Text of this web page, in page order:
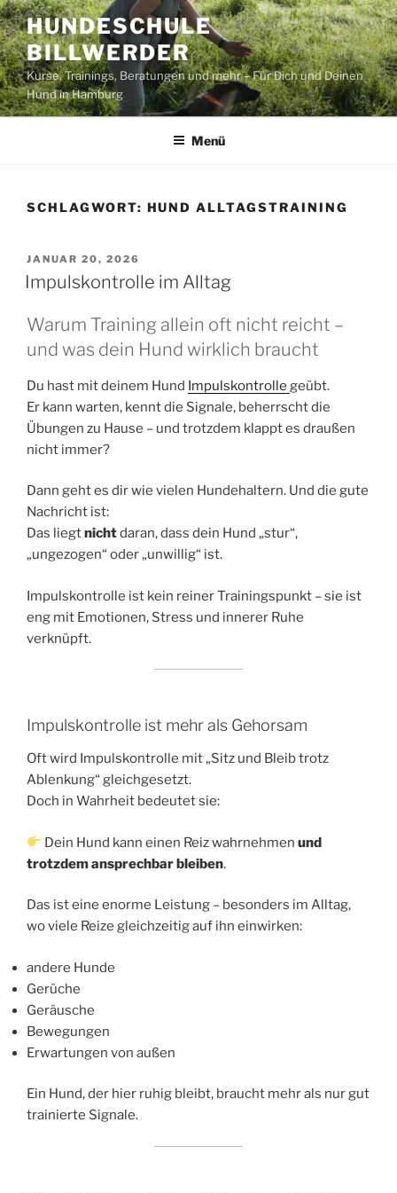
Zum
Inhalt
springen
HUNDESCHULE
BILLWERDER
Kurse, Trainings, Beratungen und mehr – Für Dich und Deinen
Hund in Hamburg
Menü
SCHLAGWORT: HUND ALLTAGSTRAINING
VERÖFFENTLICHT
AM
JANUAR 20, 2026
Impulskontrolle im Alltag
Warum Training allein oft nicht reicht –
und was dein Hund wirklich braucht
Du hast mit deinem Hund Impulskontrolle geübt.
Er kann warten, kennt die Signale, beherrscht die
Übungen zu Hause – und trotzdem klappt es draußen
nicht immer?
Dann geht es dir wie vielen Hundehaltern. Und die gute
Nachricht ist:
Das liegtnichtdaran, dass dein Hund „stur“,
„ungezogen“ oder „unwillig“ ist.
Impulskontrolle ist kein reiner Trainingspunkt – sie ist
eng mit Emotionen, Stress und innerer Ruhe
verknüpft.
Impulskontrolle ist mehr als Gehorsam
Oft wird Impulskontrolle mit „Sitz und Bleib trotz
Ablenkung“ gleichgesetzt.
Doch in Wahrheit bedeutet sie:
Dein Hund kann einen Reiz wahrnehmenund
trotzdem ansprechbar bleiben.
Das ist eine enorme Leistung – besonders im Alltag,
wo viele Reize gleichzeitig auf ihn einwirken:
andere Hunde
Gerüche
Geräusche
Bewegungen
Erwartungen von außen
Ein Hund, der hier ruhig bleibt, braucht mehr als nur gut
trainierte Signale.